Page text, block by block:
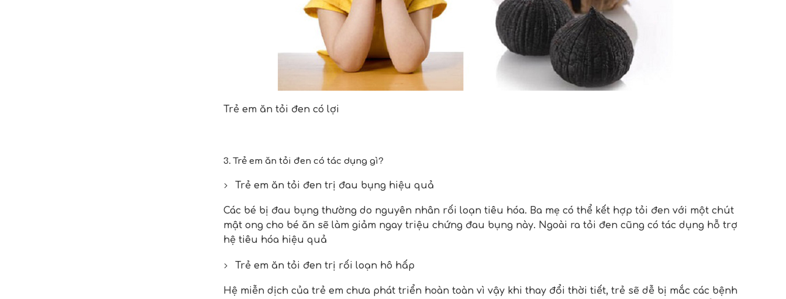
Trẻ em ăn tỏi đen có lợi
3. Trẻ em ăn tỏi đen có tác dụng gì?
Trẻ em ăn tỏi đen trị đau bụng hiệu quả
Các bé bị đau bụng thường do nguyên nhân rối loạn tiêu hóa. Ba mẹ có thể kết hợp tỏi đen với một chút
mật ong cho bé ăn sẽ làm giảm ngay triệu chứng đau bụng này. Ngoài ra tỏi đen cũng có tác dụng hỗ trợ
hệ tiêu hóa hiệu quả
Trẻ em ăn tỏi đen trị rối loạn hô hấp
Hệ miễn dịch của trẻ em chưa phát triển hoàn toàn vì vậy khi thay đổi thời tiết, trẻ sẽ dễ bị mắc các bệnh